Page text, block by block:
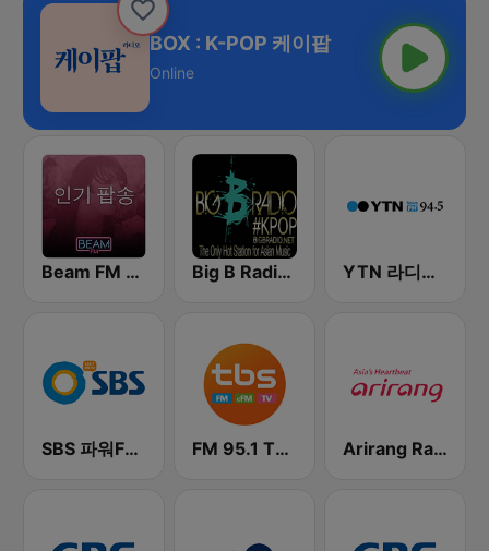
BOX : K-POP 케이팝
Online
Beam FM - 취향저격 감각 팝송 Big B Radio - KPOP(인터넷 라디오) YTN 라디오 (YTN FM) - 24 Hours News Channel
SBS 파워FM-SBS 라디오 FM 95.1 TBS fm Arirang Radio